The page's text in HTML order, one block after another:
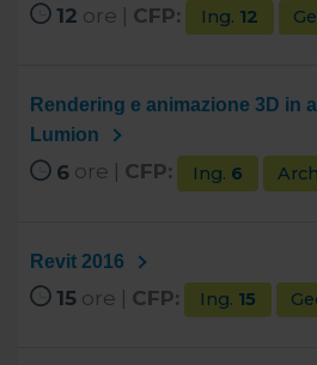
12 ore | CFP: Ing. 12
Rendering e animazione 3D in
Lumion
6 ore | CFP: Ing. 6
Revit 2016
15 ore | CFP: Ing. 15